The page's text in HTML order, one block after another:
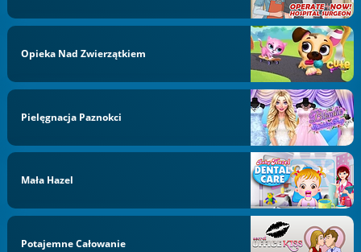
Opieka Nad Zwierzątkiem
Pielęgnacja Paznokci
Mała Hazel
Potajemne Całowanie